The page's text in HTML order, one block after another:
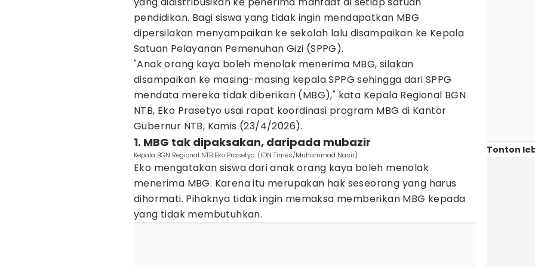
pendidikan. Bagi siswa yang tidak ingin mendapatkan MBG
dipersilakan menyampaikan ke sekolah lalu disampaikan ke Kepala
Satuan Pelayanan Pemenuhan Gizi (SPPG).
"Anak orang kaya boleh menolak menerima MBG, silakan
disampaikan ke masing-masing kepala SPPG sehingga dari SPPG
mendata mereka tidak diberikan (MBG)," kata Kepala Regional BGN
NTB, Eko Prasetyo usai rapat koordinasi program MBG di Kantor
Gubernur NTB, Kamis (23/4/2026).
1. MBG tak dipaksakan, daripada mubazir
Kepala BGN Regional NTB Eko Prasetyo. (IDN Times/Muhammad Nasir)
Eko mengatakan siswa dari anak orang kaya boleh menolak
menerima MBG. Karena itu merupakan hak seseorang yang harus
dihormati. Pihaknya tidak ingin memaksa memberikan MBG kepada
yang tidak membutuhkan.
Tonton